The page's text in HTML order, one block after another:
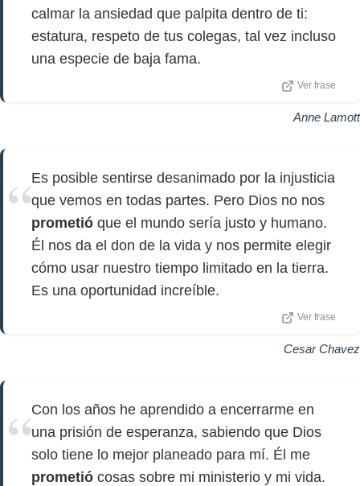
calmar la ansiedad que palpita dentro de ti:
estatura, respeto de tus colegas, tal vez incluso
una especie de baja fama.
Ver frase
Anne Lamott
Es posible sentirse desanimado por la injusticia
que vemos en todas partes. Pero Dios no nos
prometió que el mundo sería justo y humano.
Él nos da el don de la vida y nos permite elegir
cómo usar nuestro tiempo limitado en la tierra.
Es una oportunidad increíble.
Ver frase
Cesar Chavez
Con los años he aprendido a encerrarme en
una prisión de esperanza, sabiendo que Dios
solo tiene lo mejor planeado para mí. Él me
prometió cosas sobre mi ministerio y mi vida.